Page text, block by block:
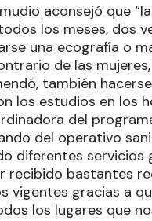
aconsejó que
los meses, dos
una ecografía o
de las
también
los estudios en los
del
del operativo
diferentes
recibido bastantes
vigentes gracias a
los lugares que